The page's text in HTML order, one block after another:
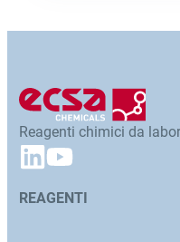
Reagenti chimici da
REAGENTI